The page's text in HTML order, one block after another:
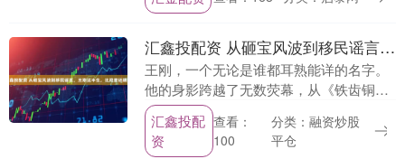
的任何一个人类都不会注意到他的存在。
汇鑫投配资 从砸宝风波到移民谣言，王刚这半生，比戏里还精彩
王刚，一个无论是谁都耳熟能详的名字。
他的身影跨越了无数荧幕，从《铁齿铜牙
纪晓岚》里的和珅，到他活跃于电视节目
的收藏专家，再到如今的戒糖早睡文化
人，这一路走来，王....
汇鑫投配
资
查看：
100
分类：融资炒股
平仓